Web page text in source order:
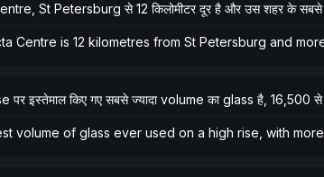
St Petersburg से 12 किलोमीटर दूर है और उस शहर के सबसे
Centre is 12 kilometres from St Petersburg and
पर इस्तेमाल किए गए सबसे ज्यादा volume का glass है, 16,500
volume of glass ever used on a high rise, with